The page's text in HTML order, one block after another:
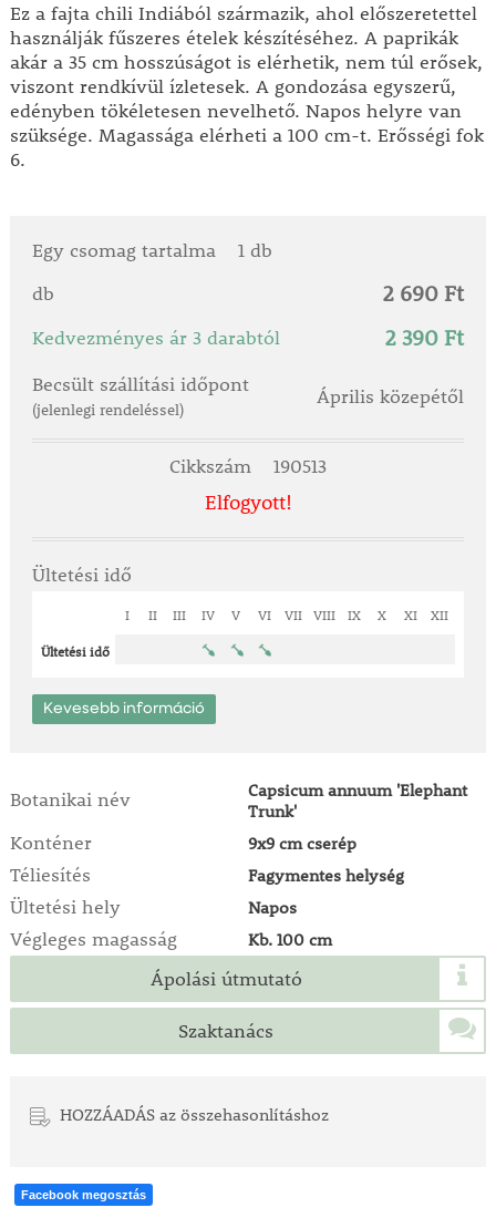
Ez a fajta chili Indiából származik, ahol előszeretettel
használják fűszeres ételek készítéséhez. A paprikák
akár a 35 cm hosszúságot is elérhetik, nem túl erősek,
viszont rendkívül ízletesek. A gondozása egyszerű,
edényben tökéletesen nevelhető. Napos helyre van
szüksége. Magassága elérheti a 100 cm-t. Erősségi fok
6.
Egy csomag tartalma
1 db
db
2 690 Ft
Kedvezményes ár 3 darabtól 2 390 Ft
Becsült szállítási időpont
(jelenlegi rendeléssel)
Április közepétől
Cikkszám 190513
Elfogyott!
Ültetési idő
I II III IV V VI VII VIII IX X XI XII
Ültetési idő
Kevesebb információ
Botanikai név
Capsicum annuum 'Elephant
Trunk'
Konténer 9x9 cm cserép
Téliesítés Fagymentes helység
Ültetési hely Napos
Végleges magasság Kb. 100 cm
Ápolási útmutató
Szaktanács
HOZZÁADÁS az összehasonlításhoz
Facebook megosztás